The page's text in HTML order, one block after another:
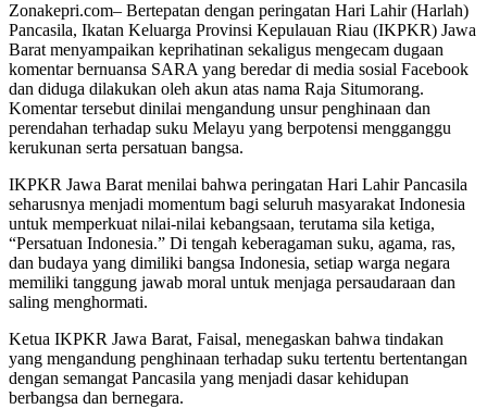
Zonakepri.com– Bertepatan dengan peringatan Hari Lahir (Harlah)
Pancasila, Ikatan Keluarga Provinsi Kepulauan Riau (IKPKR) Jawa
Barat menyampaikan keprihatinan sekaligus mengecam dugaan
komentar bernuansa SARA yang beredar di media sosial Facebook
dan diduga dilakukan oleh akun atas nama Raja Situmorang.
Komentar tersebut dinilai mengandung unsur penghinaan dan
perendahan terhadap suku Melayu yang berpotensi mengganggu
kerukunan serta persatuan bangsa.
IKPKR Jawa Barat menilai bahwa peringatan Hari Lahir Pancasila
seharusnya menjadi momentum bagi seluruh masyarakat Indonesia
untuk memperkuat nilai-nilai kebangsaan, terutama sila ketiga,
“Persatuan Indonesia.” Di tengah keberagaman suku, agama, ras,
dan budaya yang dimiliki bangsa Indonesia, setiap warga negara
memiliki tanggung jawab moral untuk menjaga persaudaraan dan
saling menghormati.
Ketua IKPKR Jawa Barat, Faisal, menegaskan bahwa tindakan
yang mengandung penghinaan terhadap suku tertentu bertentangan
dengan semangat Pancasila yang menjadi dasar kehidupan
berbangsa dan bernegara.